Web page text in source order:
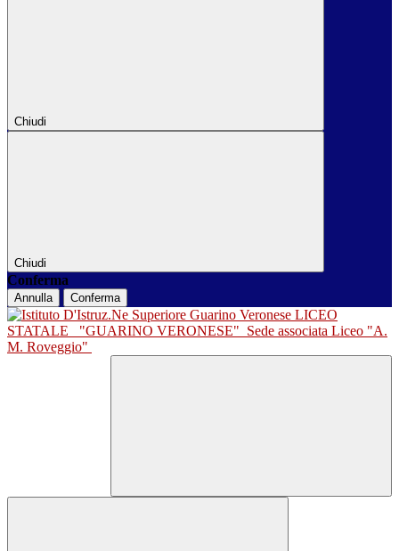
Chiudi
Chiudi
Conferma
Annulla Conferma
LICEO
STATALE
"GUARINO VERONESE" Sede associata Liceo "A.
M. Roveggio"